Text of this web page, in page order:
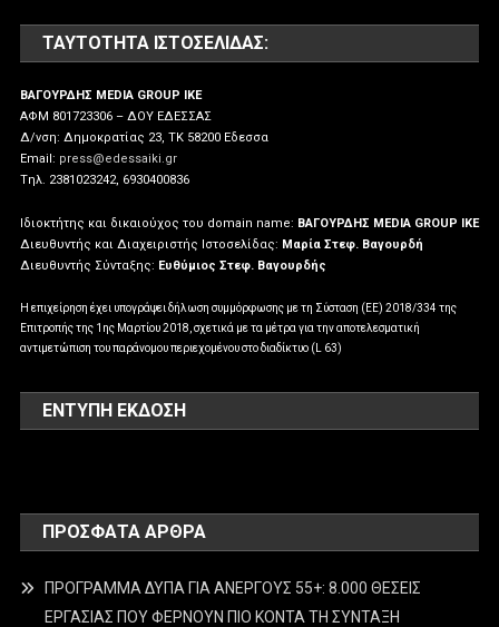
ΤΑΥΤΌΤΗΤΑ ΙΣΤΟΣΕΛΊΔΑΣ:
ΒΑΓΟΥΡΔΗΣ MEDIA GROUP IKE
ΑΦΜ 801723306 – ΔΟΥ ΕΔΕΣΣΑΣ
Δ/νση: Δημοκρατίας 23, ΤΚ 58200 Εδεσσα
Email: press@edessaiki.gr
Tηλ. 2381023242, 6930400836
Ιδιοκτήτης και δικαιούχος του domain name: ΒΑΓΟΥΡΔΗΣ MEDIA GROUP IKE
Διευθυντής και Διαχειριστής Ιστοσελίδας: Μαρία Στεφ. Βαγουρδή
Διευθυντής Σύνταξης: Ευθύμιος Στεφ. Βαγουρδής
Η επιχείρηση έχει υπογράψει δήλωση συμμόρφωσης με τη Σύσταση (ΕΕ) 2018/334 της
Επιτροπής της 1ης Μαρτίου 2018, σχετικά με τα μέτρα για την αποτελεσματική
αντιμετώπιση του παράνομου περιεχομένου στο διαδίκτυο (L 63)
ΕΝΤΥΠΗ ΕΚΔΟΣΗ
ΠΡΌΣΦΑΤΑ ΆΡΘΡΑ
ΠΡΟΓΡΑΜΜΑ ΔΥΠΑ ΓΙΑ ΑΝΕΡΓΟΥΣ 55+: 8.000 ΘΕΣΕΙΣ
ΕΡΓΑΣΙΑΣ ΠΟΥ ΦΕΡΝΟΥΝ ΠΙΟ ΚΟΝΤΑ ΤΗ ΣΥΝΤΑΞΗ